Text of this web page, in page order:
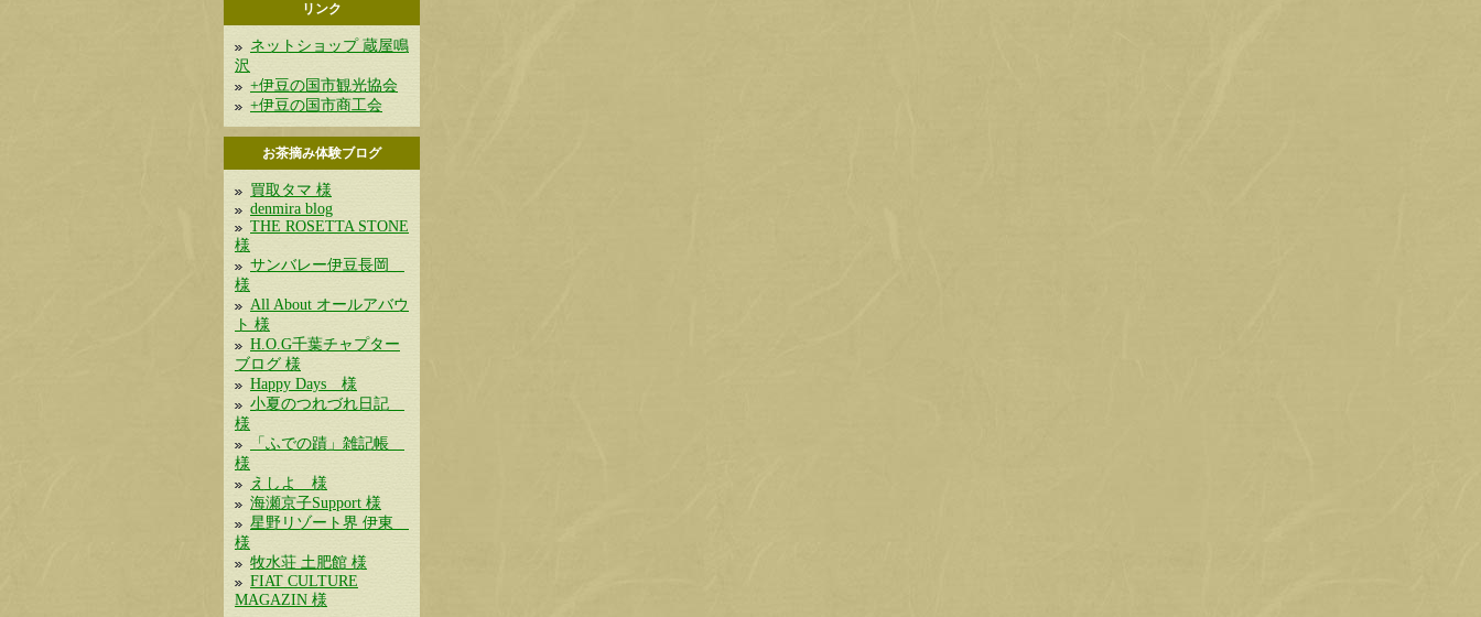
リンク
ネットショップ 蔵屋鳴
沢
+伊豆の国市観光協会
+伊豆の国市商工会
お茶摘み体験ブログ
買取タマ 様
denmira blog
THE ROSETTA STONE
様
サンバレー伊豆長岡
様
All About オールアバウ
ト 様
H.O.G千葉チャプター
ブログ 様
Happy Days 様
小夏のつれづれ日記
様
「ふでの蹟」雑記帳
様
えしよ 様
海瀬京子Support 様
星野リゾート界 伊東
様
牧水荘 土肥館 様
FIAT CULTURE
MAGAZIN 様